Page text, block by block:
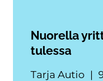
Nuorella
tulessa
Tarja Autio